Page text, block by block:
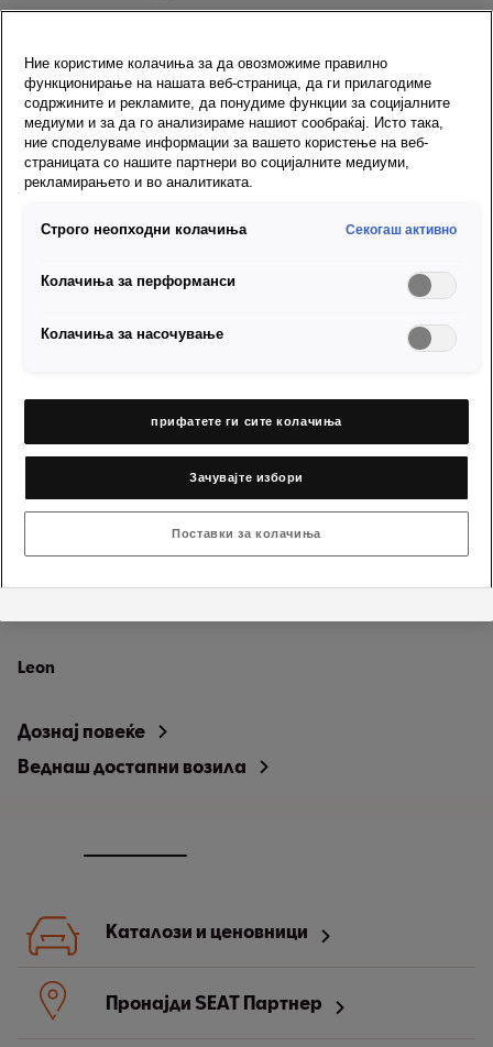
Дознај повеќе
Leon
Дознај повеќе
Веднаш достапни возила
Каталози и ценовници
Пронајди SEAT Партнер
Ние користиме колачиња за да овозможиме правилно
функционирање на нашата веб-страница, да ги прилагодиме
содржините и рекламите, да понудиме функции за социјалните
медиуми и за да го анализираме нашиот сообраќај. Исто така,
ние споделуваме информации за вашето користење на веб-
страницата со нашите партнери во социјалните медиуми,
рекламирањето и во аналитиката.
Строго неопходни колачиња Секогаш активно
Колачиња за перформанси
Колачиња за насочување
прифатете ги сите колачиња
Зачувајте избори
Поставки за колачиња